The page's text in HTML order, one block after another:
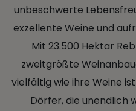
unbeschwerte
exzellente Weine und
Mit 23.500 Hektar
zweitgrößte
vielfältig wie ihre Weine
Dörfer, die unendlich